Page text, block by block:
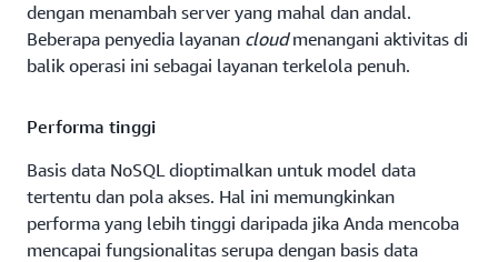
dengan menambah server yang mahal dan andal.
Beberapa penyedia layanan cloudmenangani aktivitas di
balik operasi ini sebagai layanan terkelola penuh.
Performa tinggi
Basis data NoSQL dioptimalkan untuk model data
tertentu dan pola akses. Hal ini memungkinkan
performa yang lebih tinggi daripada jika Anda mencoba
mencapai fungsionalitas serupa dengan basis data